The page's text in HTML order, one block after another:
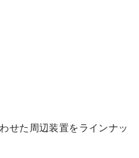
せた周辺装置をラインナッ